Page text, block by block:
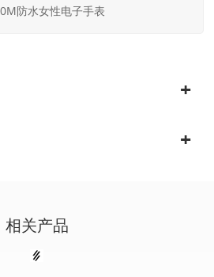
防水女性电子手表
相关产品